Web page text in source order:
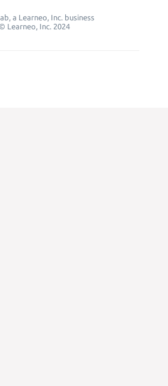
a Learneo, Inc. business
© Learneo, Inc. 2024